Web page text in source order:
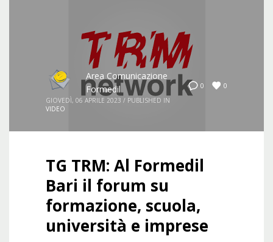
0 0
Area Comunicazione
Formedil
GIOVEDÌ, 06 APRILE 2023 / PUBLISHED IN
VIDEO
TG TRM: Al Formedil
Bari il forum su
formazione, scuola,
università e imprese